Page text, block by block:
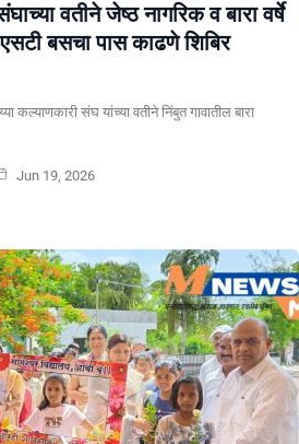
वतीने जेष्ठ नागरिक व बारा वर्षे
बसचा पास काढणे शिबिर
कल्याणकारी संघ यांच्या वतीने निंबुत गावातील बारा
Jun 19, 2026